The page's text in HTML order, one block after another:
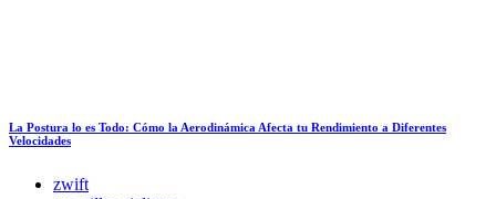
La Postura lo es Todo: Cómo la Aerodinámica Afecta tu Rendimiento a Diferentes
Velocidades
zwift